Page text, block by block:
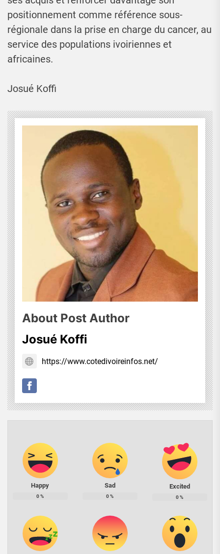
positionnement comme référence sous-
régionale dans la prise en charge du cancer, au
service des populations ivoiriennes et
africaines.
Josué Koffi
About Post Author
Josué Koffi
https://www.cotedivoireinfos.net/
Happy
0%
Sad
0%
Excited
0%